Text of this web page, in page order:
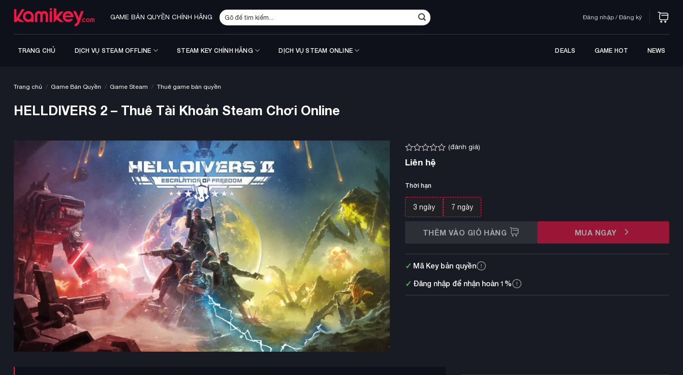
GAME BẢN QUYỀN CHÍNH HÃNG
Tìm
kiếm:
Đăng nhập / Đăng ký
TRANG CHỦ DỊCH VỤ STEAM OFFLINE STEAM KEY CHÍNH HÃNG DỊCH VỤ STEAM ONLINE DEALS GAME HOT NEWS
Trang chủ / Game Bản Quyền / Game Steam / Thuê game bản quyền
HELLDIVERS 2 – Thuê Tài Khoản Steam Chơi Online
Được
xếp
0.0
sao
(đánh giá)
Liên hệ
Thời hạn
3 ngày 7 ngày
THÊM VÀO GIỎ HÀNG MUA NGAY
✓ Mã Key bản quyền
✓ Đăng nhập để nhận hoàn 1%